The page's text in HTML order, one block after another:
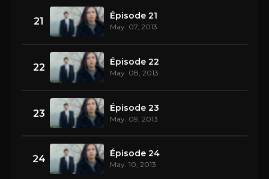
21 Épisode 21
May. 07, 2013
22 Épisode 22
May. 08, 2013
23 Épisode 23
May. 09, 2013
24 Épisode 24
May. 10, 2013